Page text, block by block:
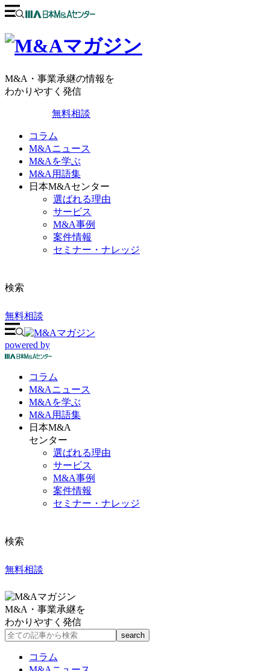
M&A・事業承継の情報を
わかりやすく発信
無料相談
コラム
M&Aニュース
M&Aを学ぶ
M&A用語集
日本M&Aセンター
選ばれる理由
サービス
M&A事例
案件情報
セミナー・ナレッジ
検索
無料相談
powered by
コラム
M&Aニュース
M&Aを学ぶ
M&A 用語集
日本M&A
センター
選ばれる理由
サービス
M&A事例
案件情報
セミナー・ナレッジ
検索
無料相談
M&A・事業承継を
わかりやすく発信
コラム